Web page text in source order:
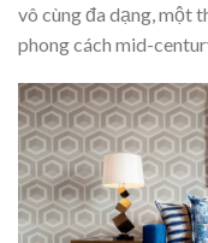
vô cùng đa dạng, một
phong cách mid-